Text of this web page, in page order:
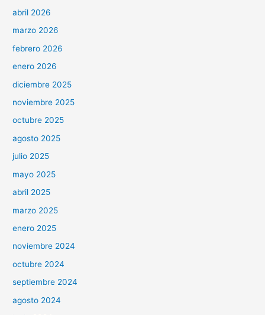
abril 2026
marzo 2026
febrero 2026
enero 2026
diciembre 2025
noviembre 2025
octubre 2025
agosto 2025
julio 2025
mayo 2025
abril 2025
marzo 2025
enero 2025
noviembre 2024
octubre 2024
septiembre 2024
agosto 2024